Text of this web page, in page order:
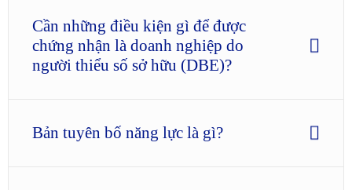
Cần những điều kiện gì để được
chứng nhận là doanh nghiệp do
người thiểu số sở hữu (DBE)?
Bản tuyên bố năng lực là gì?